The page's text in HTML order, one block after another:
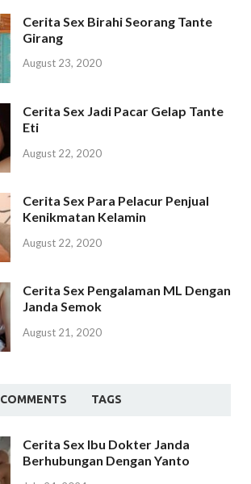
Cerita Sex Birahi Seorang Tante
Girang
August 23, 2020
Cerita Sex Jadi Pacar Gelap Tante
Eti
August 22, 2020
Cerita Sex Para Pelacur Penjual
Kenikmatan Kelamin
August 22, 2020
Cerita Sex Pengalaman ML Dengan
Janda Semok
August 21, 2020
COMMENTS TAGS
Cerita Sex Ibu Dokter Janda
Berhubungan Dengan Yanto